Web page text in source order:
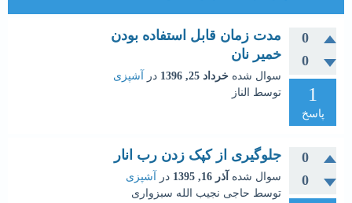
0
0
1
پاسخ
مدت زمان قابل استفاده بودن
خمیر نان
سوال شده خرداد 25, 1396 در
آشپزی
توسط
الناز
0
0
جلوگیری از کپک زدن رب انار
سوال شده آذر 16, 1395 در
آشپزی
توسط حاجی نجیب الله سبزواری